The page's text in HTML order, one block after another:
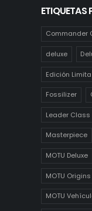
ETIQUETAS
Commander
deluxe
Edición
Fossilizer
Leader Class
Masterpiece
MOTU Deluxe
MOTU Origins
MOTU